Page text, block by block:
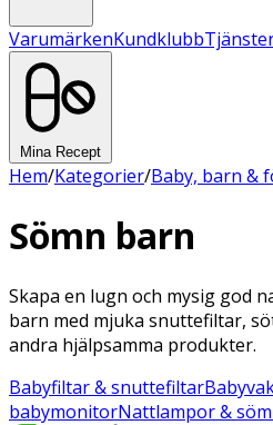
VarumärkenKundklubb
Mina Recept
Hem/Kategorier/Baby, barn &
Sömn barn
Skapa en lugn och mysig god
barn med mjuka snuttefiltar,
andra hjälpsamma produkter.
Babyfiltar & snuttefiltar
babymonitorNattlampor &